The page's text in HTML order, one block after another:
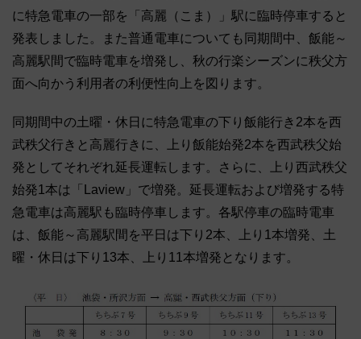
に特急電車の一部を「高麗（こま）」駅に臨時停車すると
発表しました。また普通電車についても同期間中、飯能～
高麗駅間で臨時電車を増発し、秋の行楽シーズンに秩父方
面へ向かう利用者の利便性向上を図ります。
同期間中の土曜・休日に特急電車の下り飯能行き2本を西
武秩父行きと高麗行きに、上り飯能始発2本を西武秩父始
発としてそれぞれ延長運転します。さらに、上り西武秩父
始発1本は「Laview」で増発。延長運転および増発する特
急電車は高麗駅も臨時停車します。各駅停車の臨時電車
は、飯能～高麗駅間を平日は下り2本、上り1本増発、土
曜・休日は下り13本、上り11本増発となります。